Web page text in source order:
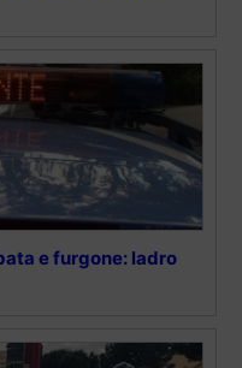
e furgone: ladro